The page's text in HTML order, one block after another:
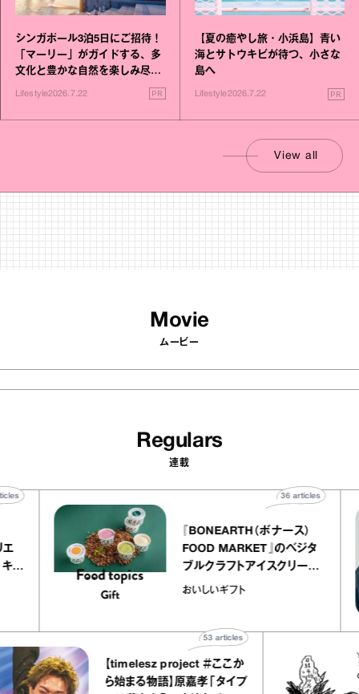
シンガポール3泊5日にご招待！
「マーリー」がガイドする、多
文化と豊かな自然を楽しみ尽く
Lifestyle2026.7.22 PR
【夏の癒やし旅・小浜島】青い
海とサトウキビが待つ、小さな
島へ
Lifestyle2026.7.22 PR
View all
Movie
ムービー
Regulars
連載
トリエ
ープ キャ
40 articles
『BONEARTH（ボナース）
FOOD MARKET』のベジタ
ブルクラフトアイスクリーム
｜真野知子の「おいしいギフ
おいしいギフト
36 articles
【timelesz project ＃ここか
ら始まる物語】原嘉孝「タイプ
articles